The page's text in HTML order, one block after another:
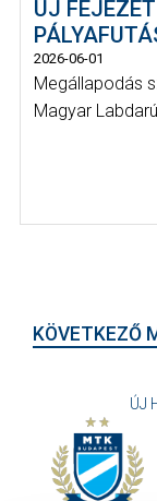
ÚJ
2026-06-01
Megállapodás
Magyar
KÖVETKEZŐ
ÚJ